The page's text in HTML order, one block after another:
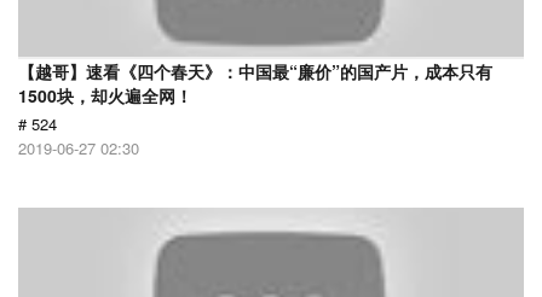
【越哥】速看《四个春天》：中国最“廉价”的国产片，成本只有
1500块，却火遍全网！
# 524
2019-06-27 02:30